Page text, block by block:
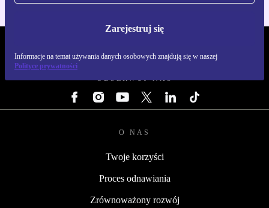
Zarejestruj się
Informacje na temat używania danych osobowych znajdują się w naszej
Polityce prywatności
OBSERWUJ NAS
O NAS
Twoje korzyści
Proces odnawiania
Zrównoważony rozwój